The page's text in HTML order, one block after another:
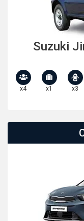
Suzuki
x4 x1 x3